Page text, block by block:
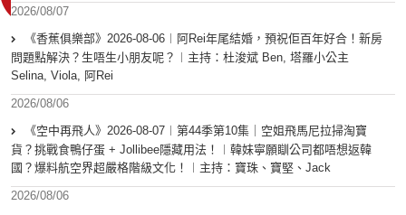
2026/08/07
《香蕉俱樂部》2026-08-06︱阿Rei年尾結婚，預祝佢百年好合！新房
問題點解決？生唔生小朋友呢？︱主持：杜浚斌 Ben, 塔羅小公主
Selina, Viola, 阿Rei
2026/08/06
《空中再飛人》2026-08-07︱第44季第10集｜空姐飛馬尼拉掃淘寶
貨？挑戰食鴨仔蛋 + Jollibee隱藏用法！︱韓妹寧願瞓公司都唔想返韓
國？爆料航空界超嚴格階級文化！︱主持：寶珠、寶堅、Jack
2026/08/06